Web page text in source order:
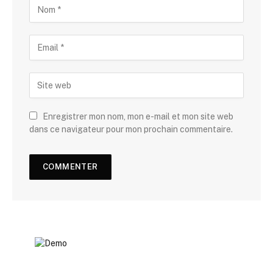
Enregistrer mon nom, mon e-mail et mon site web
dans ce navigateur pour mon prochain commentaire.